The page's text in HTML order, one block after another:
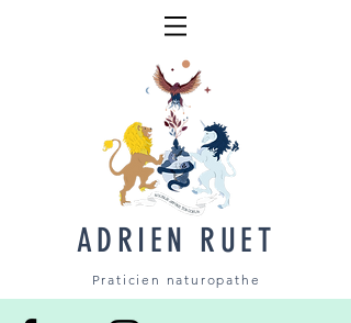
ADRIEN RUET
Praticien naturopathe